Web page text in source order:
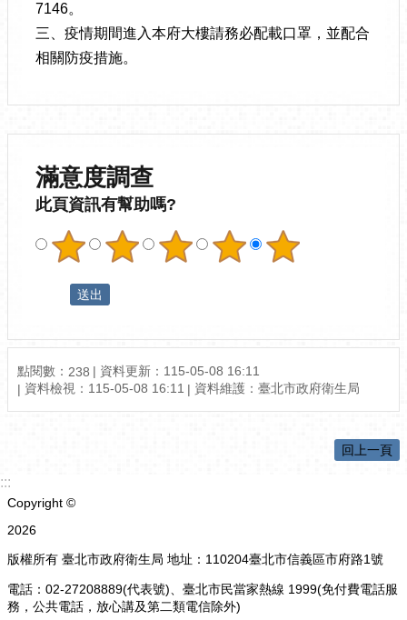
7146。
三、疫情期間進入本府大樓請務必配載口罩，並配合
相關防疫措施。
滿意度調查
此頁資訊有幫助嗎?
點閱數： 238
資料更新：115-05-08 16:11
資料檢視：115-05-08 16:11
資料維護：臺北市政府衛生局
回上一頁
:::
Copyright ©
2026
版權所有 臺北市政府衛生局 地址：110204臺北市信義區市府路1號
電話：02-27208889(代表號)、臺北市民當家熱線 1999(免付費電話服
務，公共電話，放心講及第二類電信除外)